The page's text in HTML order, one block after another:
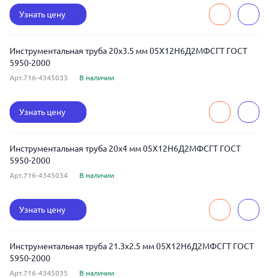
Узнать цену
Инструментальная труба 20x3.5 мм 05Х12Н6Д2МФСГТ ГОСТ
5950-2000
Арт.716-4345033 В наличии
Узнать цену
Инструментальная труба 20x4 мм 05Х12Н6Д2МФСГТ ГОСТ
5950-2000
Арт.716-4345034 В наличии
Узнать цену
Инструментальная труба 21.3x2.5 мм 05Х12Н6Д2МФСГТ ГОСТ
5950-2000
Арт.716-4345035 В наличии